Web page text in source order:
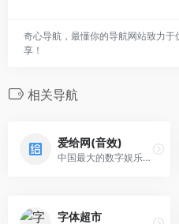
奇心导航，最懂你的导航网站致力
享！
相关导航
爱给网(音效)
中国最大的数字娱乐免费素材下载网站,免费提供免费的音效配乐|3D模型|视频|游戏素材资源下载。
字体超市